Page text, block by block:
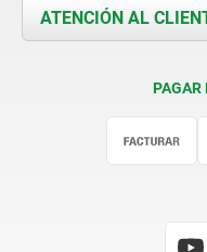
Contacto
Documents
ATENCIÓN AL
PAGAR